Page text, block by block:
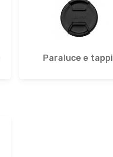
Paraluce e tappi